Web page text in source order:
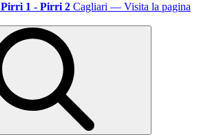
Pirri 1 - Pirri 2 Cagliari — Visita la pagina